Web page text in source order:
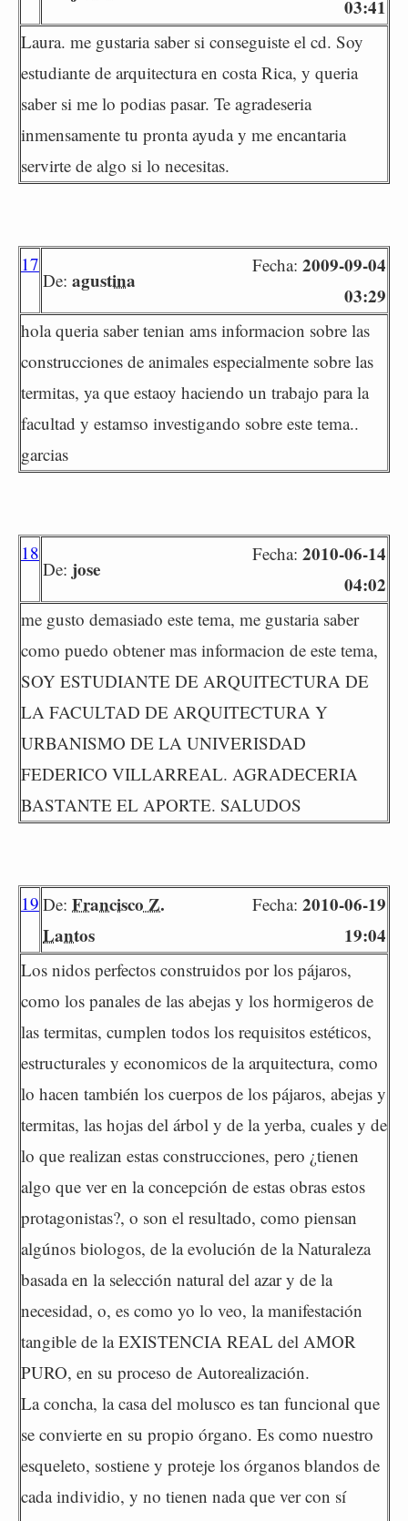
03:41
Laura. me gustaria saber si conseguiste el cd. Soy
estudiante de arquitectura en costa Rica, y queria
saber si me lo podias pasar. Te agradeseria
inmensamente tu pronta ayuda y me encantaria
servirte de algo si lo necesitas.
17
De: agustina
Fecha: 2009-09-04
03:29
hola queria saber tenian ams informacion sobre las
construcciones de animales especialmente sobre las
termitas, ya que estaoy haciendo un trabajo para la
facultad y estamso investigando sobre este tema..
garcias
18
De: jose
Fecha: 2010-06-14
04:02
me gusto demasiado este tema, me gustaria saber
como puedo obtener mas informacion de este tema,
SOY ESTUDIANTE DE ARQUITECTURA DE
LA FACULTAD DE ARQUITECTURA Y
URBANISMO DE LA UNIVERISDAD
FEDERICO VILLARREAL. AGRADECERIA
BASTANTE EL APORTE. SALUDOS
19 De: Francisco Z.
Lantos
Fecha: 2010-06-19
19:04
Los nidos perfectos construidos por los pájaros,
como los panales de las abejas y los hormigeros de
las termitas, cumplen todos los requisitos estéticos,
estructurales y economicos de la arquitectura, como
lo hacen también los cuerpos de los pájaros, abejas y
termitas, las hojas del árbol y de la yerba, cuales y de
lo que realizan estas construcciones, pero ¿tienen
algo que ver en la concepción de estas obras estos
protagonistas?, o son el resultado, como piensan
algúnos biologos, de la evolución de la Naturaleza
basada en la selección natural del azar y de la
necesidad, o, es como yo lo veo, la manifestación
tangible de la EXISTENCIA REAL del AMOR
PURO, en su proceso de Autorealización.
La concha, la casa del molusco es tan funcional que
se convierte en su propio órgano. Es como nuestro
esqueleto, sostiene y proteje los órganos blandos de
cada individio, y no tienen nada que ver con sí